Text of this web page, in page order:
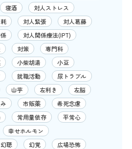
寝酒
対人ストレス
対人緊張
対人葛藤
対人関係療法(IPT)
対策
専門科
小柴胡湯
小豆
就職活動
尿トラブル
山芋 左利き
左脳
市販薬
希死念慮
常用量依存
平常心
幸せホルモン
幻聴 幻覚
広場恐怖